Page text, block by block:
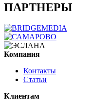
ПАРТНЕРЫ
Компания
Контакты
Статьи
Клиентам